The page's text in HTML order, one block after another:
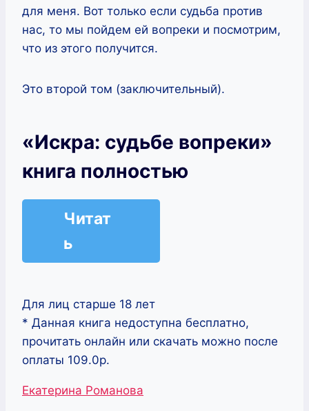
для меня. Вот только если судьба против
нас, то мы пойдем ей вопреки и посмотрим,
что из этого получится.
Это второй том (заключительный).
«Искра: судьбе вопреки»
книга полностью
Читат
ь
Для лиц старше 18 лет
* Данная книга недоступна бесплатно,
прочитать онлайн или скачать можно после
оплаты 109.0р.
Метки
Екатерина Романова